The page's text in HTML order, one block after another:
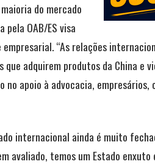
do mercado
OAB/ES visa
“As relações
adquirem produtos da China e
apoio à advocacia, empresários,
internacional ainda é muito
avaliado, temos um Estado